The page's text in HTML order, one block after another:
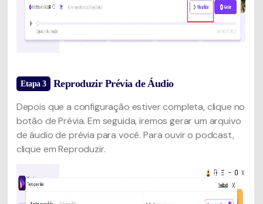
Etapa 3 Reproduzir Prévia de Áudio
Depois que a configuração estiver completa, clique no
botão de Prévia. Em seguida, iremos gerar um arquivo
de áudio de prévia para você. Para ouvir o podcast,
clique em Reproduzir.